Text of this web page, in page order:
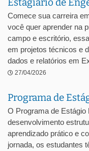
Comece sua carreira
você quer aprender na
campo e escritório,
em projetos técnicos e
dados e relatórios em
27/04/2026
Programa de
O Programa de Estágio
desenvolvimento
aprendizado prático e
jornada, os estudantes